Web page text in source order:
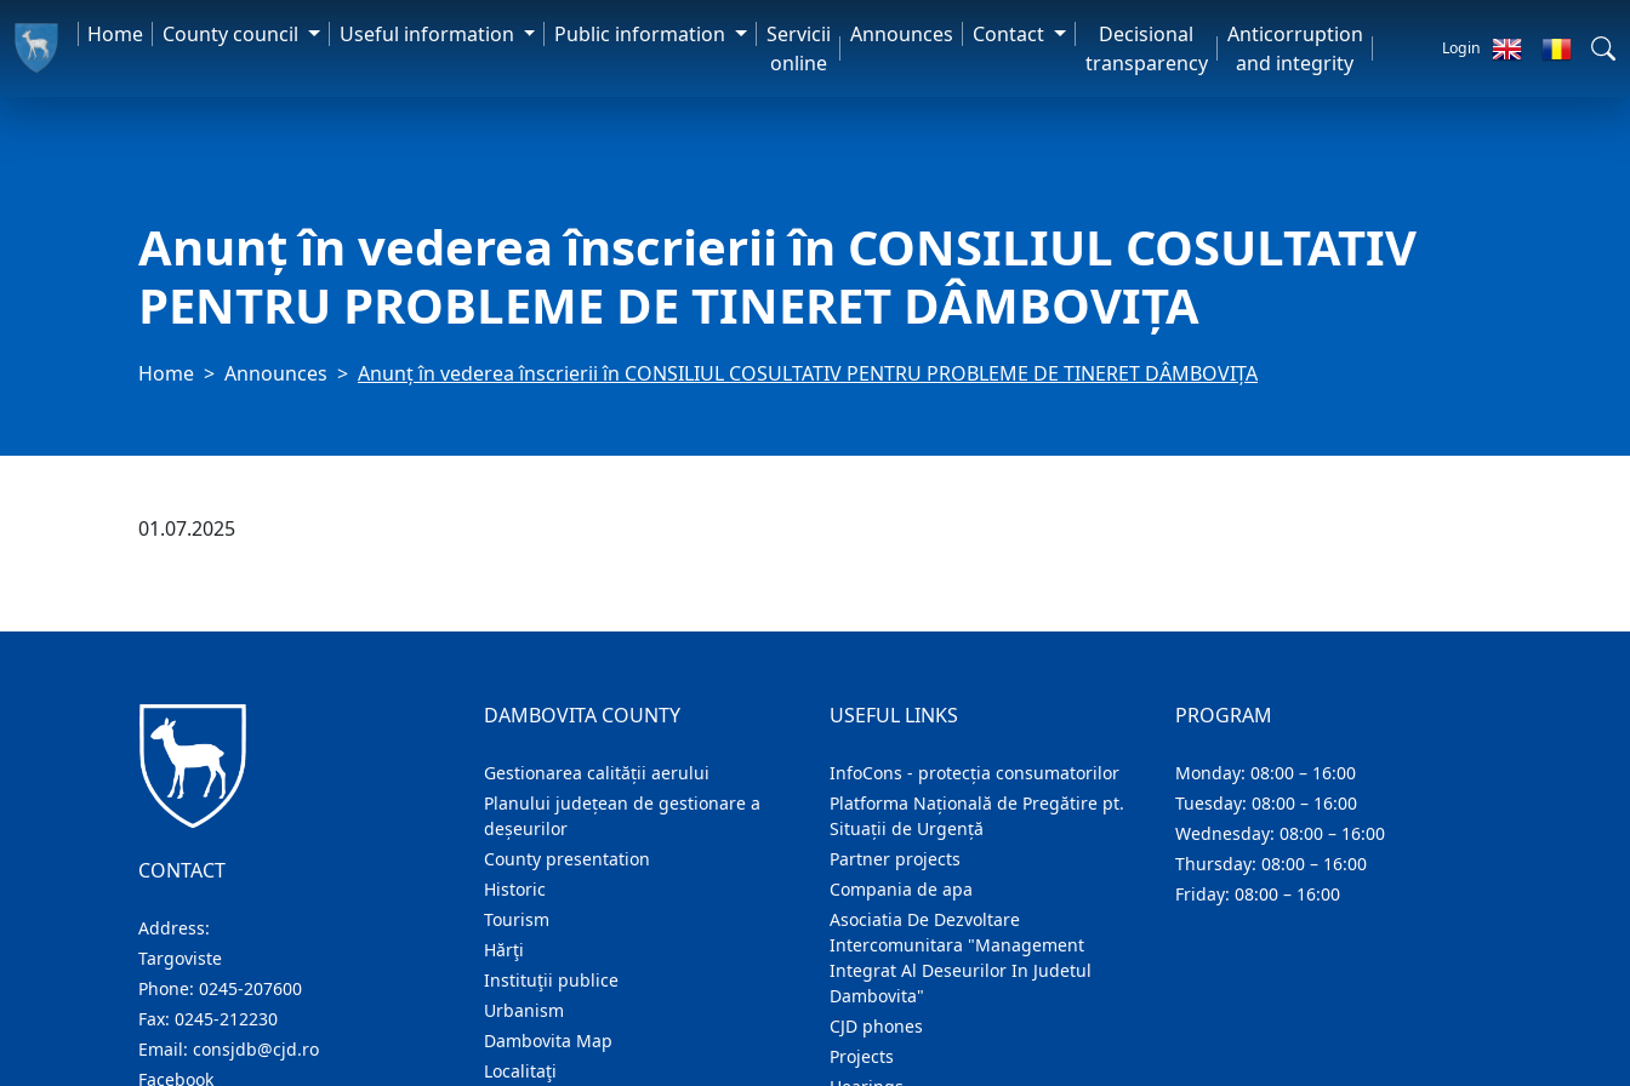
Home County council Useful information Public information
Servicii
online
Announces Contact
Decisional
transparency
Anticorruption
and integrity
Login
Anunț în vederea înscrierii în CONSILIUL COSULTATIV
PENTRU PROBLEME DE TINERET DÂMBOVIȚA
Home Announces Anunț în vederea înscrierii în CONSILIUL COSULTATIV PENTRU PROBLEME DE TINERET DÂMBOVIȚA
01.07.2025
CONTACT
Address:
Targoviste
Phone: 0245-207600
Fax: 0245-212230
Email: consjdb@cjd.ro
Facebook
DAMBOVITA COUNTY
Gestionarea calității aerului
Planului județean de gestionare a
deșeurilor
County presentation
Historic
Tourism
Hărţi
Instituţii publice
Urbanism
Dambovita Map
Localitaţi
USEFUL LINKS
InfoCons - protecția consumatorilor
Platforma Națională de Pregătire pt.
Situații de Urgență
Partner projects
Compania de apa
Asociatia De Dezvoltare
Intercomunitara "Management
Integrat Al Deseurilor In Judetul
Dambovita"
CJD phones
Projects
PROGRAM
Monday: 08:00 – 16:00
Tuesday: 08:00 – 16:00
Wednesday: 08:00 – 16:00
Thursday: 08:00 – 16:00
Friday: 08:00 – 16:00